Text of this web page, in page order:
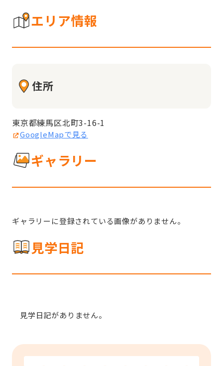
エリア情報
住所
東京都練馬区北町3-16-1
GoogleMapで見る
ギャラリー
ギャラリーに登録されている画像がありません。
見学日記
見学日記がありません。